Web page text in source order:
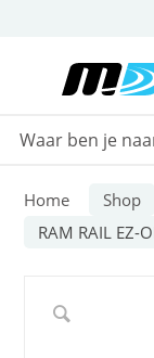
Home Shop
RAM RAIL EZ-